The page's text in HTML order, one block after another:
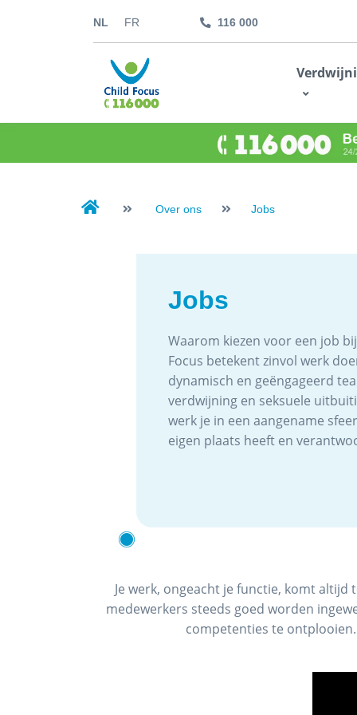
NL FR 116 000
Over ons Jobs
Jobs
Waarom kiezen voor een job
Focus betekent zinvol werk
dynamisch en geëngageerd
verdwijning en seksuele
werk je in een aangename
eigen plaats heeft en
Je werk, ongeacht je functie, komt
medewerkers steeds goed worden
competenties te ontplooien.